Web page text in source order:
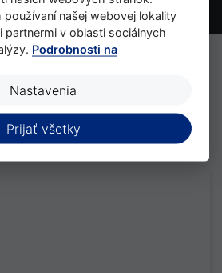
našej webovej lokality
partnermi v oblasti sociálnych
Podrobnosti na
Nastavenia
Prijať všetky